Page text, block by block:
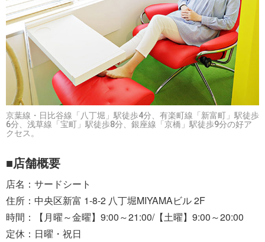
京葉線・日比谷線「八丁堀」駅徒歩4分、有楽町線「新富町」駅徒歩
6分、浅草線「宝町」駅徒歩8分、銀座線「京橋」駅徒歩9分の好ア
クセス。
■店舗概要
店名：サードシート
住所：中央区新富 1-8-2 八丁堀MIYAMAビル 2F
時間：【月曜～金曜】9:00～21:00/【土曜】9:00～20:00
定休：日曜・祝日